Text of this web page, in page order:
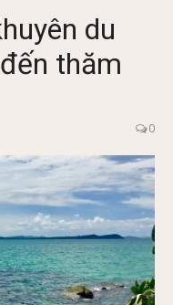
du
thăm
0